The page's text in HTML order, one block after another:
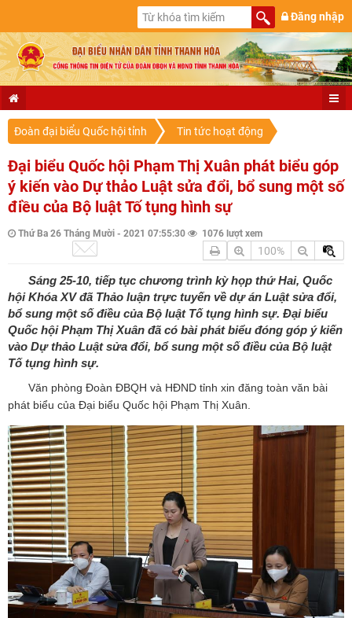
Đăng nhập
Đoàn đại biểu Quốc hội tỉnh Tin tức hoạt động
Đại biểu Quốc hội Phạm Thị Xuân phát biểu góp
ý kiến vào Dự thảo Luật sửa đổi, bổ sung một số
điều của Bộ luật Tố tụng hình sự
Thứ Ba 26 Tháng Mười - 2021 07:55:30 1076 lượt xem
100%
Sáng 25-10, tiếp tục chương trình kỳ họp thứ Hai, Quốc
hội Khóa XV đã Thảo luận trực tuyến về dự án Luật sửa đổi,
bổ sung một số điều của Bộ luật Tố tụng hình sự. Đại biểu
Quốc hội Phạm Thị Xuân đã có bài phát biểu đóng góp ý kiến
vào Dự thảo Luật sửa đổi, bổ sung một số điều của Bộ luật
Tố tụng hình sự.
Văn phòng Đoàn ĐBQH và HĐND tỉnh xin đăng toàn văn bài
phát biểu của Đại biểu Quốc hội Phạm Thị Xuân.